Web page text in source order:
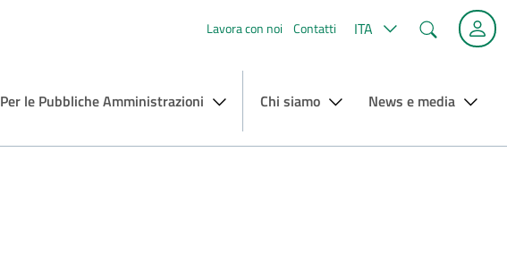
Lavora con noi Contatti ITA Cerca
Per le Pubbliche Amministrazioni Chi siamo News e media